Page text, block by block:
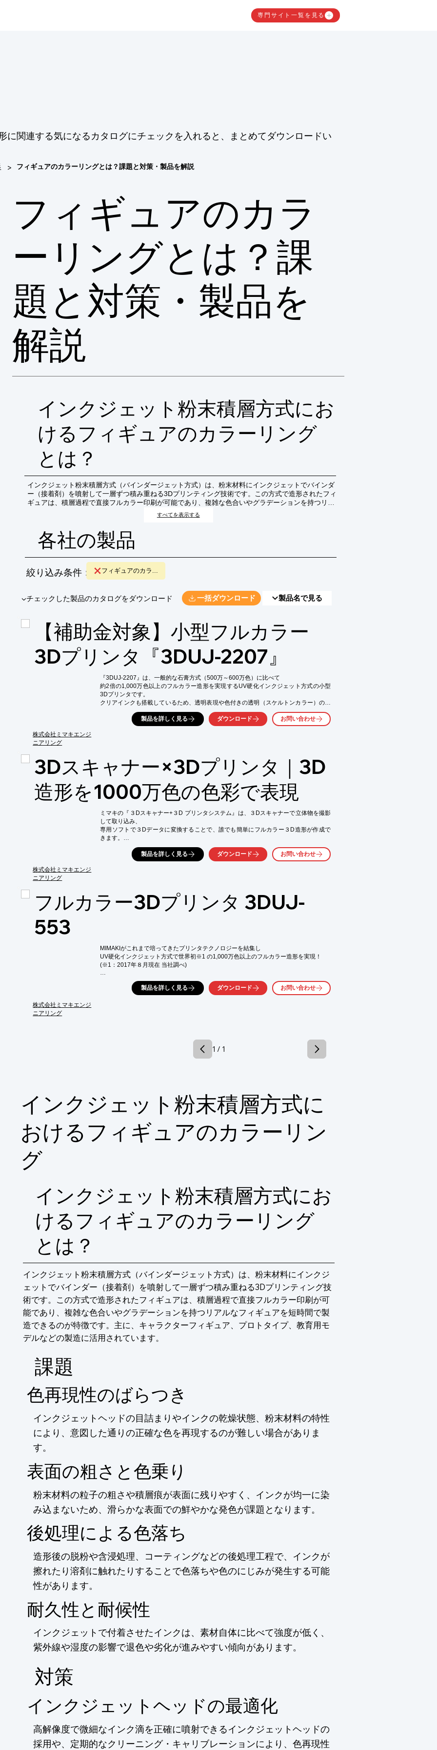
専門サイト一覧を見る
に関連する気になるカタログにチェックを入れると、まとめてダウンロードい
> フィギュアのカラーリングとは？課題と対策・製品を解説
フィギュアのカラ
ーリングとは？課
題と対策・製品を
解説
インクジェット粉末積層方式にお
けるフィギュアのカラーリング
とは？
インクジェット粉末積層方式（バインダージェット方式）は、粉末材料にインクジェットでバインダ
ー（接着剤）を噴射して一層ずつ積み重ねる3Dプリンティング技術です。この方式で造形されたフィ
ギュアは、積層過程で直接フルカラー印刷が可能であり、複雑な色合いやグラデーションを持つリア
ルなフィギュアを短時間で製造できるのが特徴です。主に、キャラクターフィギュア、プロトタイ
プ、教育用モデルなどの製造に活用されています。
すべてを表示する
各社の製品
絞り込み条件： フィギュアのカラ...
​▼チェックした製品のカタログをダウンロード 一括ダウンロード 製品名で見る
【補助金対象】小型フルカラー
3Dプリンタ『3DUJ-2207』
株式会社ミマキエンジ
ニアリング
『3DUJ-2207』は、一般的な石膏方式（500万～600万色）に比べて
約2倍の1,000万色以上のフルカラー造形を実現するUV硬化インクジェット方式の小型
3Dプリンタです。
クリアインクも搭載しているため、透明表現や色付きの透明（スケルトンカラー）の造
形も可能です。
造形後の色付けでは難しかった豊かな色彩表現により、フィギュア等のグッズデザイン
小型設計で、本体を分解することなくエレベーターを使って搬入できる上、
設置面積が狭く静音設計で脱臭機を備えているため、オフィス環境への設置にも好適で
す。
※専用台・脱臭機はオプション（別売）です。
■補助金対象製品
■『3DUJ-553』と同等の色数および造形精度を発揮
■コンパクト設計
■造形品の後加工が可能
※3DUJシリーズ（3DUJ-553）の活用・作品事例集を進呈しています。
※詳しくはPDFをダウンロードするか、お気軽にお問い合わせください。
製品を詳しく見る ダウンロード お問い合わせ
3Dスキャナー×3Dプリンタ｜3D
造形を1000万色の色彩で表現
株式会社ミマキエンジ
ニアリング
ミマキの『３Dスキャナー+３D プリンタシステム』は、３Dスキャナーで立体物を撮影
して取り込み、
専用ソフトで３Dデータに変換することで、誰でも簡単にフルカラー３D造形が作成で
きます。
【こんなところで活躍します！】
モックアップデザインや試作 ／ フィギュア、模型 ／ 子供の成長や記念の思い出を残す
⇒3Dスキャナーの撮影だからこそ、複雑な3DCADや3DCG制作のが不要です！
【ここがすごい！ミマキのフルカラー３Dプリント】
５．繊細な色表現やグラデーションを量産で対応
＊システム及び対応サービスに関してはお問い合わせください。動画↓でも簡単にご紹
介をしております。
＊当社スキャナーやプリンタの仕様はカタログにてご覧いただけます。
製品を詳しく見る ダウンロード お問い合わせ
フルカラー3Dプリンタ 3DUJ-
553
株式会社ミマキエンジ
ニアリング
MIMAKIがこれまで培ってきたプリンタテクノロジーを結集し
UV硬化インクジェット方式で世界初※1 の1,000万色以上のフルカラー造形を実現！
(※1：2017年８月現在 当社調べ)
3Dプリンタ市場は、北米、ヨーロッパをはじめ世界中で拡大を続け、その用途は製造業
を中心に教育、建築、医療といった分野へと広がりを見せています。ミマキが提案する
3Dプリンタ『3DUJ-553』は、これまで2Dの高画質業務用インクジェットプリンタ開発
タ『3DUJ-553』を活用したビジネスをご提案します。
製品を詳しく見る ダウンロード お問い合わせ
1 / 1
インクジェット粉末積層方式に
おけるフィギュアのカラーリン
グ
インクジェット粉末積層方式にお
けるフィギュアのカラーリング
とは？
インクジェット粉末積層方式（バインダージェット方式）は、粉末材料にインクジ
ェットでバインダー（接着剤）を噴射して一層ずつ積み重ねる3Dプリンティング技
術です。この方式で造形されたフィギュアは、積層過程で直接フルカラー印刷が可
能であり、複雑な色合いやグラデーションを持つリアルなフィギュアを短時間で製
造できるのが特徴です。主に、キャラクターフィギュア、プロトタイプ、教育用モ
デルなどの製造に活用されています。
​課題
色再現性のばらつき
インクジェットヘッドの目詰まりやインクの乾燥状態、粉末材料の特性
により、意図した通りの正確な色を再現するのが難しい場合がありま
す。
表面の粗さと色乗り
粉末材料の粒子の粗さや積層痕が表面に残りやすく、インクが均一に染
み込まないため、滑らかな表面での鮮やかな発色が課題となります。
後処理による色落ち
造形後の脱粉や含浸処理、コーティングなどの後処理工程で、インクが
擦れたり溶剤に触れたりすることで色落ちや色のにじみが発生する可能
性があります。
耐久性と耐候性
インクジェットで付着させたインクは、素材自体に比べて強度が低く、
紫外線や湿度の影響で退色や劣化が進みやすい傾向があります。
​対策
インクジェットヘッドの最適化
高解像度で微細なインク滴を正確に噴射できるインクジェットヘッドの
採用や、定期的なクリーニング・キャリブレーションにより、色再現性